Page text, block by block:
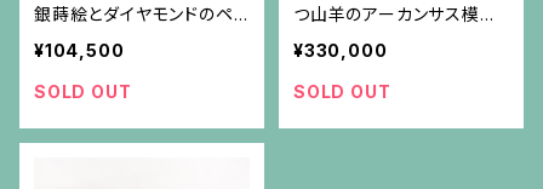
銀蒔絵とダイヤモンドのペン
ダント
¥104,500
SOLD OUT
つ山羊のアーカンサス模様
のフレームのバングル
¥330,000
SOLD OUT